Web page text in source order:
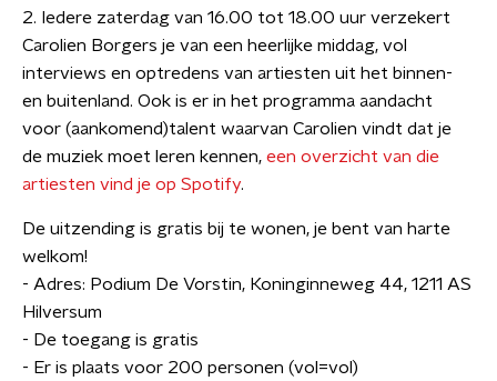
2. Iedere zaterdag van 16.00 tot 18.00 uur verzekert
Carolien Borgers je van een heerlijke middag, vol
interviews en optredens van artiesten uit het binnen-
en buitenland. Ook is er in het programma aandacht
voor (aankomend)talent waarvan Carolien vindt dat je
de muziek moet leren kennen, een overzicht van die
artiesten vind je op Spotify.
De uitzending is gratis bij te wonen, je bent van harte
welkom!
- Adres: Podium De Vorstin, Koninginneweg 44, 1211 AS
Hilversum
- De toegang is gratis
- Er is plaats voor 200 personen (vol=vol)